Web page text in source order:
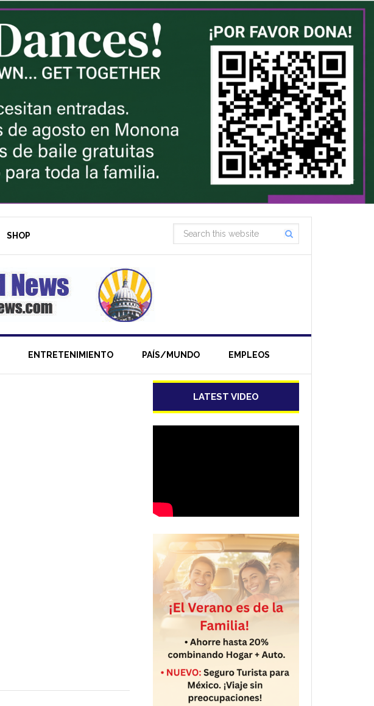
SHOP
ENTRETENIMIENTO PAÍS/MUNDO EMPLEOS
LATEST VIDEO